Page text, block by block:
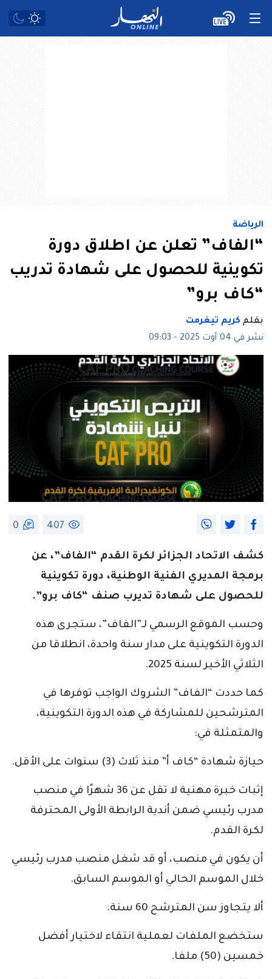
الرياضة
“الفاف” تعلن عن اطلاق دورة
تكوينية للحصول على شهادة تدريب
“كاف برو”
بقلم كريم تيغرمت
نشر في 04 أوت 2025 - 09:03
407
0
كشف الاتحاد الجزائر لكرة القدم “الفاف”، عن
برمجة المديري الفنية الوطنية، دورة تكوينية
للحصول على شهادة تديرب صنف “كاف برو”.
وحسب الموقع الرسمي لـ”الفاف”، ستجرى هذه
الدورة التكوينية على مدار سنة واحدة، انطلاقا من
الثلاثي الأخير لسنة 2025.
كما حددت “الفاف” الشروك الواجب توفرها في
المترشحين للمشاركة في هذه الدورة التكوينية،
والمتمثلة في:
حيازة شهادة “كاف أ” منذ ثلاث (3) سنوات على الأقل.
إثبات خبرة مهنية لا تقل عن 36 شهرًا في منصب
مدرب رئيسي ضمن أندية الرابطة الأولى المحترفة
لكرة القدم.
أن يكون في منصب، أو قد شغل منصب مدرب رئيسي
خلال الموسم الحالي أو الموسم السابق.
ألا يتجاوز سن المترشح 60 سنة.
ستخضع الملفات لعملية انتقاء لاختيار أفضل
خمسين (50) ملفا.